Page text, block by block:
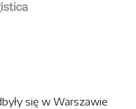
się w Warszawie